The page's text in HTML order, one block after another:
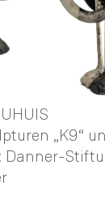
„K9“
Danner-